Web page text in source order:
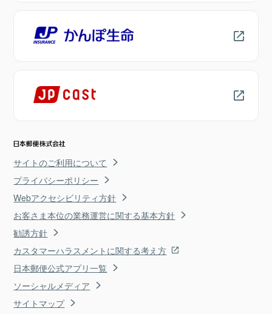
サイトのご利用について
プライバシーポリシー
Webアクセシビリティ方針
お客さま本位の業務運営に関する基本方針
勧誘方針
カスタマーハラスメントに関する考え方
日本郵便公式アプリ一覧
ソーシャルメディア
サイトマップ